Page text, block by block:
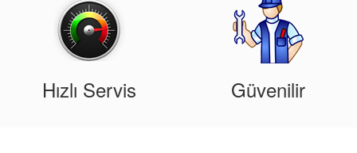
Hızlı Servis Güvenilir